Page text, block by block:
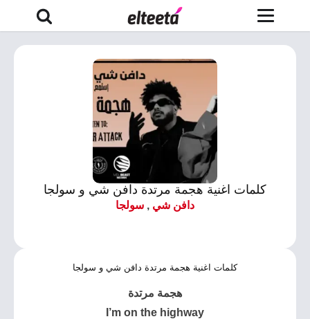
كلمات اغنية هجمة مرتدة دافن شي و سولجا
دافن شي , سولجا
كلمات اغنية هجمة مرتدة دافن شي و سولجا
‏هجمة مرتدة
I’m on the highway